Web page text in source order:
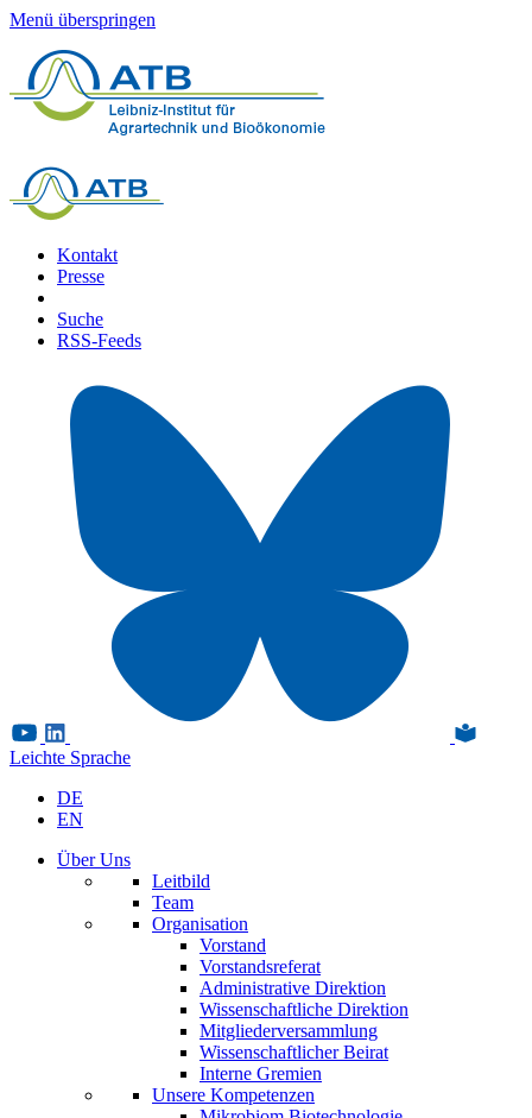
Menü überspringen
Kontakt
Presse
Suche
RSS-Feeds
Leichte Sprache
DE
EN
Über Uns
Leitbild
Team
Organisation
Vorstand
Vorstandsreferat
Administrative Direktion
Wissenschaftliche Direktion
Mitgliederversammlung
Wissenschaftlicher Beirat
Interne Gremien
Unsere Kompetenzen